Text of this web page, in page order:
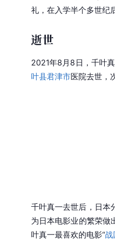
礼，在入学半个多世纪
逝世
2021年8月8日，千叶
叶县君津市医院去世，
千叶真一去世后，日本
为日本电影业的繁荣做
叶真一最喜欢的电影“